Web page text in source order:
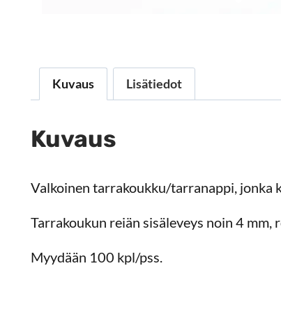
Kuvaus Lisätiedot
Kuvaus
Valkoinen tarrakoukku/tarranappi, jonka
Tarrakoukun reiän sisäleveys noin 4 mm,
Myydään 100 kpl/pss.